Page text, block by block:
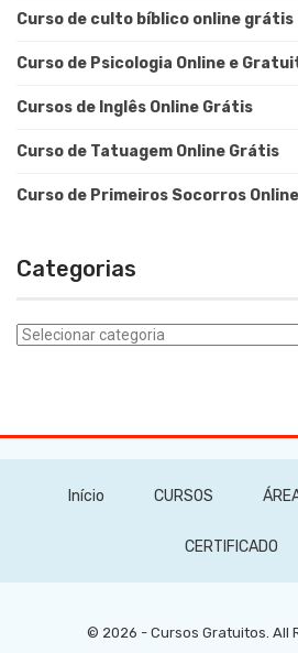
Curso de culto bíblico online grátis
Curso de Psicologia Online e
Cursos de Inglês Online Grátis
Curso de Tatuagem Online Grátis
Curso de Primeiros Socorros
Categorias
Categorias
Início CURSOS
CERTIFICADO
© 2026 - Cursos Gratuitos. All